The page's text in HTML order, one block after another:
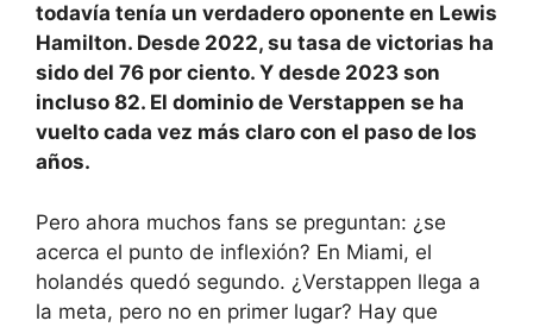
todavía tenía un verdadero oponente en Lewis
Hamilton. Desde 2022, su tasa de victorias ha
sido del 76 por ciento. Y desde 2023 son
incluso 82. El dominio de Verstappen se ha
vuelto cada vez más claro con el paso de los
años.
Pero ahora muchos fans se preguntan: ¿se
acerca el punto de inflexión? En Miami, el
holandés quedó segundo. ¿Verstappen llega a
la meta, pero no en primer lugar? Hay que